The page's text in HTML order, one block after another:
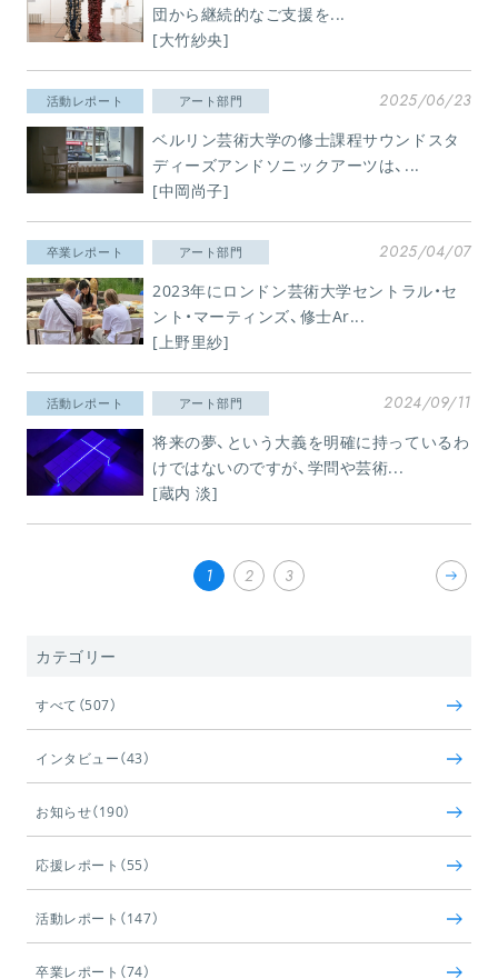
団から継続的なご支援を...
[大竹紗央]
活動レポート アート部門 2025/06/23
ベルリン芸術大学の修士課程サウンドスタ
ディーズアンドソニックアーツは、...
[中岡尚子]
卒業レポート アート部門 2025/04/07
2023年にロンドン芸術大学セントラル・セ
ント・マーティンズ、修士Ar...
[上野里紗]
活動レポート アート部門 2024/09/11
将来の夢、という大義を明確に持っているわ
けではないのですが、学問や芸術...
[蔵内 淡]
1 2 3
カテゴリー
すべて（507）
インタビュー（43）
お知らせ（190）
応援レポート（55）
活動レポート（147）
卒業レポート（74）